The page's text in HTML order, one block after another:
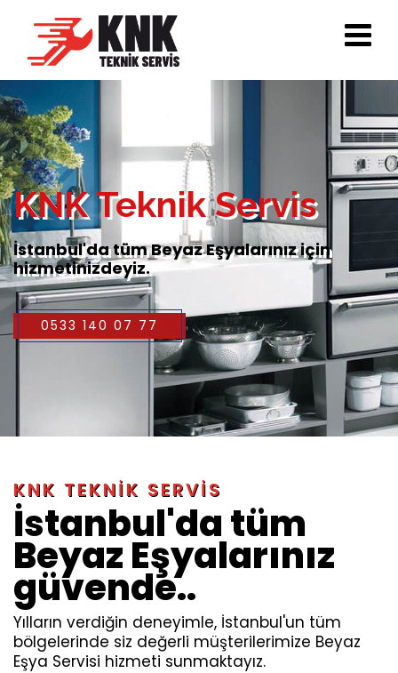
KNK Teknik Servis
İstanbul'da tüm Beyaz Eşyalarınız için
hizmetinizdeyiz.
0533 140 07 77
KNK TEKNIK SERVIS
İstanbul'da tüm
Beyaz Eşyalarınız
güvende..
Yılların verdiğin deneyimle, İstanbul'un tüm
bölgelerinde siz değerli müşterilerimize Beyaz
Eşya Servisi hizmeti sunmaktayız.